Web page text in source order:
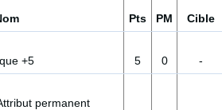
Pts PM Cible
+5 5 0 -
permanent